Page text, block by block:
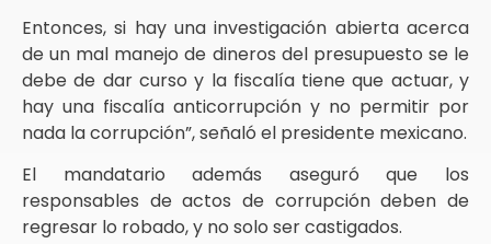
Entonces, si hay una investigación abierta acerca
de un mal manejo de dineros del presupuesto se le
debe de dar curso y la fiscalía tiene que actuar, y
hay una fiscalía anticorrupción y no permitir por
nada la corrupción”, señaló el presidente mexicano.
El mandatario además aseguró que los
responsables de actos de corrupción deben de
regresar lo robado, y no solo ser castigados.